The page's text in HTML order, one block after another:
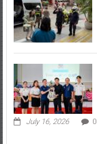
July 16, 2026 0